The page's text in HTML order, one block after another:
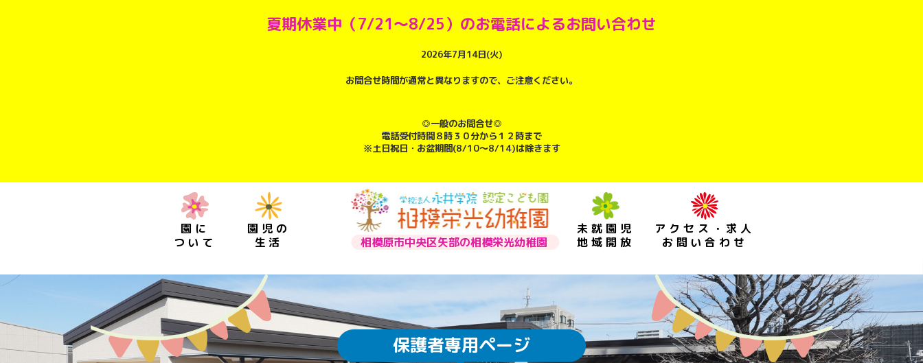
夏期休業中（7/21～8/25）のお電話によるお問い合わせ
2026年7月14日(火)
お問合せ時間が通常と異なりますので、ご注意ください。
◎一般のお問合せ◎
電話受付時間８時３０分から１２時まで
※土日祝日・お盆期間(8/10～8/14)は除きます
相模原市中央区矢部の相模栄光幼稚園
園に
ついて
園児の
生活
未就園児
地域開放
アクセス・求人
お問い合わせ
保護者専用ページ